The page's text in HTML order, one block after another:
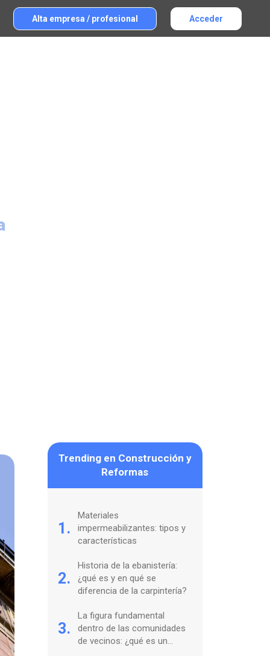
Alta empresa / profesional Acceder
Trending en Construcción y
Reformas
1.
Materiales
impermeabilizantes: tipos y
características
2.
Historia de la ebanistería:
¿qué es y en qué se
diferencia de la carpintería?
3.
La figura fundamental
dentro de las comunidades
de vecinos: ¿qué es un